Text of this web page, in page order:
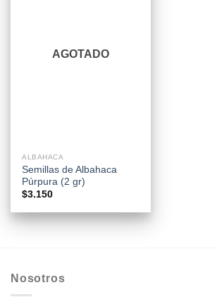
AGOTADO
ALBAHACA
Semillas de Albahaca
Púrpura (2 gr)
$3.150
Nosotros